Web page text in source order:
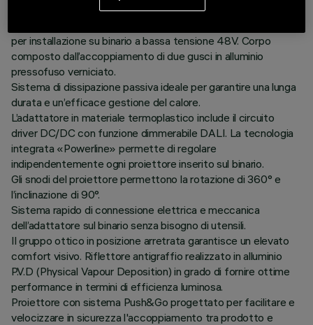
per installazione su binario a bassa tensione 48V. Corpo
composto dall’accoppiamento di due gusci in alluminio
pressofuso verniciato.
Sistema di dissipazione passiva ideale per garantire una lunga
durata e un’efficace gestione del calore.
L’adattatore in materiale termoplastico include il circuito
driver DC/DC con funzione dimmerabile DALI. La tecnologia
integrata «Powerline» permette di regolare
indipendentemente ogni proiettore inserito sul binario.
Gli snodi del proiettore permettono la rotazione di 360° e
l’inclinazione di 90°.
Sistema rapido di connessione elettrica e meccanica
dell’adattatore sul binario senza bisogno di utensili.
Il gruppo ottico in posizione arretrata garantisce un elevato
comfort visivo. Riflettore antigraffio realizzato in alluminio
P.V.D (Physical Vapour Deposition) in grado di fornire ottime
performance in termini di efficienza luminosa.
Proiettore con sistema Push&Go progettato per facilitare e
velocizzare in sicurezza l'accoppiamento tra prodotto e